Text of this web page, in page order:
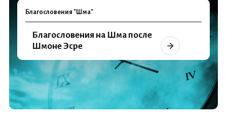
Благословения "Шма"
Благословения на Шма после
Шмоне Эсре